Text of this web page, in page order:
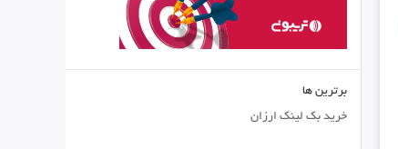
برترین ها
خرید بک لینک ارزان